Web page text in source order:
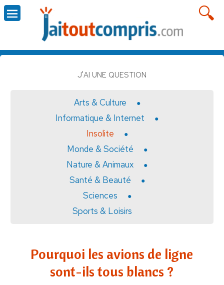
J'AI UNE QUESTION
Arts & Culture
Informatique & Internet
Insolite
Monde & Société
Nature & Animaux
Santé & Beauté
Sciences
Sports & Loisirs
Pourquoi les avions de ligne
sont-ils tous blancs ?